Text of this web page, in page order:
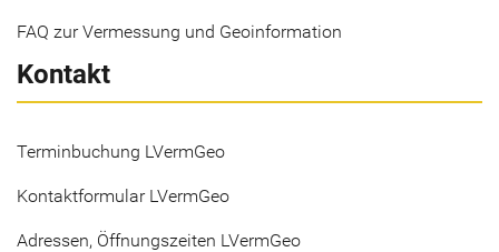
FAQ zur Vermessung und Geoinformation
Kontakt
Terminbuchung LVermGeo
Kontaktformular LVermGeo
Adressen, Öffnungszeiten LVermGeo